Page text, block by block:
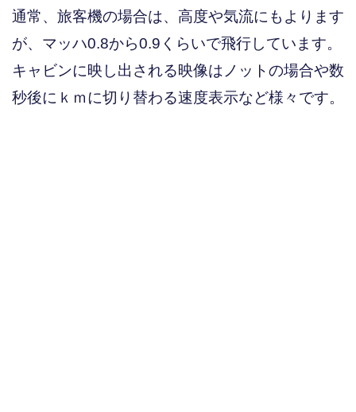
通常、旅客機の場合は、高度や気流にもよります
が、マッハ0.8から0.9くらいで飛行しています。
キャビンに映し出される映像はノットの場合や数
秒後にｋｍに切り替わる速度表示など様々です。